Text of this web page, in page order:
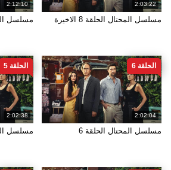
2:03:22
مسلسل المحتال الحلقة 8 الاخيرة
2:12:10
مسلسل
2:02:04
الحلقة 6
مسلسل المحتال الحلقة 6
2:02:38
الحلقة 5
مسلسل